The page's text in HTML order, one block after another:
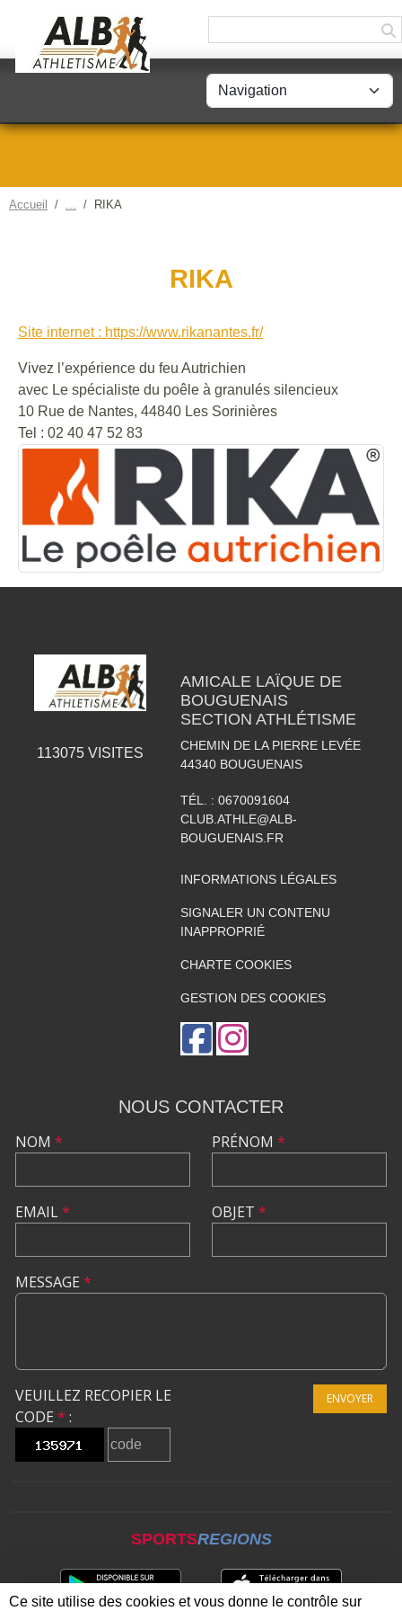
Accueil RIKA
RIKA
Site internet : https://www.rikanantes.fr/
Vivez l’expérience du feu Autrichien
avec Le spécialiste du poêle à granulés silencieux
10 Rue de Nantes, 44840 Les Sorinières
Tel : 02 40 47 52 83
113075VISITES
AMICALE LAÏQUE DE
BOUGUENAIS
SECTION ATHLÉTISME
CHEMIN DE LA PIERRE LEVÉE
44340 BOUGUENAIS
TÉL. : 0670091604
CLUB.ATHLE@ALB-
BOUGUENAIS.FR
INFORMATIONS LÉGALES
SIGNALER UN CONTENU
INAPPROPRIÉ
CHARTE COOKIES
GESTION DES COOKIES
NOUS CONTACTER
NOM *
EMAIL*
PRÉNOM *
OBJET *
MESSAGE *
VEUILLEZ RECOPIER LE
CODE * :
ENVOYER
SPORTSREGIONS
Ce site utilise des cookies et vous donne le contrôle sur